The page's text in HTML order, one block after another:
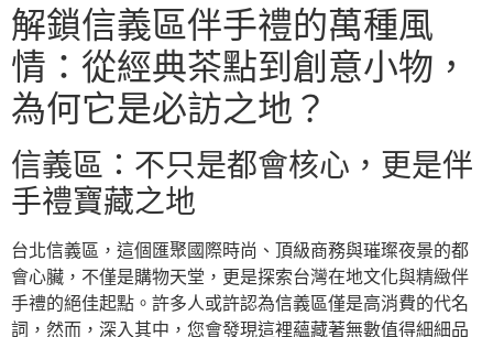
解鎖信義區伴手禮的萬種風
情：從經典茶點到創意小物，
為何它是必訪之地？
信義區：不只是都會核心，更是伴
手禮寶藏之地
台北信義區，這個匯聚國際時尚、頂級商務與璀璨夜景的都
會心臟，不僅是購物天堂，更是探索台灣在地文化與精緻伴
手禮的絕佳起點。許多人或許認為信義區僅是高消費的代名
詞，然而，深入其中，您會發現這裡蘊藏著無數值得細細品